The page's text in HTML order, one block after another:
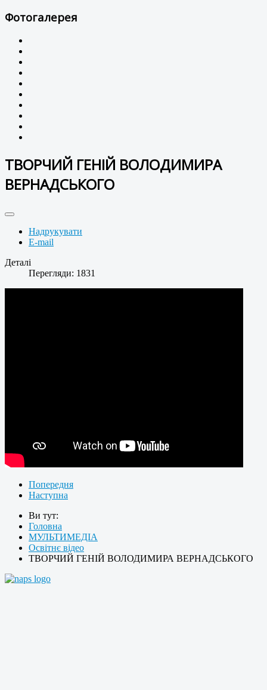
Фотогалерея
ТВОРЧИЙ ГЕНІЙ ВОЛОДИМИРА
ВЕРНАДСЬКОГО
Надрукувати
E-mail
Деталі
Перегляди: 1831
Попередня
Наступна
Ви тут:
Головна
МУЛЬТИМЕДІА
Освітнє відео
ТВОРЧИЙ ГЕНІЙ ВОЛОДИМИРА ВЕРНАДСЬКОГО